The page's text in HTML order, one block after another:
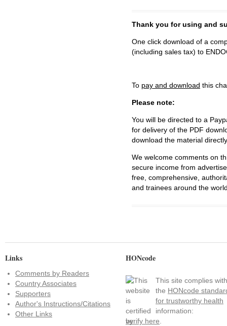
Thank you for using and
One click download of a
(including sales tax) to
To pay and download this
Please note:
You will be directed to a
for delivery of the PDF
download the material
We welcome comments on
secure income from
free, comprehensive,
and trainees around the
Links
Comments by Readers
Country Associates
Supporters
Author's Instructions/Citations
Other Links
HONcode
This site complies with
the HONcode
for trustworthy health
information:
verify here.